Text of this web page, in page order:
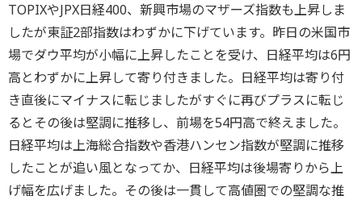
TOPIXやJPX日経400、新興市場のマザーズ指数も上昇しま
したが東証2部指数はわずかに下げています。昨日の米国市
場でダウ平均が小幅に上昇したことを受け、日経平均は6円
高とわずかに上昇して寄り付きました。日経平均は寄り付
き直後にマイナスに転じましたがすぐに再びプラスに転じ
るとその後は堅調に推移し、前場を54円高で終えました。
日経平均は上海総合指数や香港ハンセン指数が堅調に推移
したことが追い風となってか、日経平均は後場寄りから上
げ幅を広げました。その後は一貫して高値圏での堅調な推